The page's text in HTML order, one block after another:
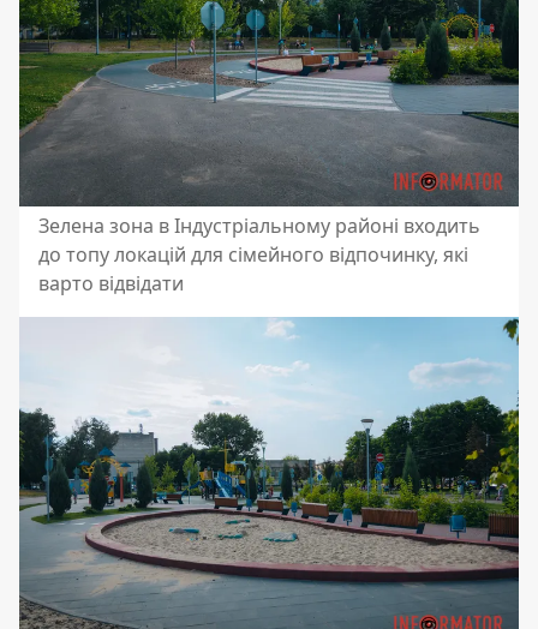
Зелена зона в Індустріальному районі входить
до топу локацій для сімейного відпочинку, які
варто відвідати